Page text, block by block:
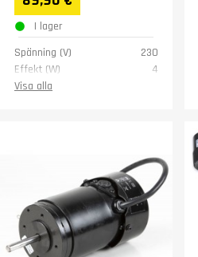
I lager
Spänning (V)
230
Effekt (W)
4
Vikt (kg)
Visa alla